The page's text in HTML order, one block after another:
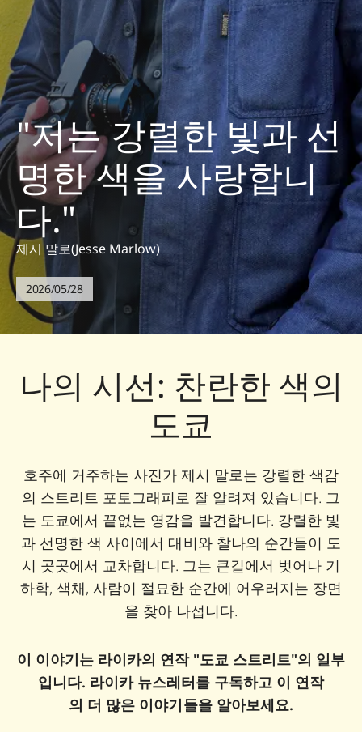
"저는 강렬한 빛과 선
명한 색을 사랑합니
다."
제시 말로(Jesse Marlow)
2026/05/28
나의 시선: 찬란한 색의
도쿄
호주에 거주하는 사진가 제시 말로는 강렬한 색감
의 스트리트 포토그래피로 잘 알려져 있습니다. 그
는 도쿄에서 끝없는 영감을 발견합니다. 강렬한 빛
과 선명한 색 사이에서 대비와 찰나의 순간들이 도
시 곳곳에서 교차합니다. 그는 큰길에서 벗어나 기
하학, 색채, 사람이 절묘한 순간에 어우러지는 장면
을 찾아 나섭니다.
이 이야기는 라이카의 연작 "도쿄 스트리트"의 일부
입니다. 라이카 뉴스레터를 구독하고 이 연작
의 더 많은 이야기들을 알아보세요.